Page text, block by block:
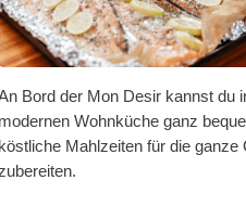
Bord der Mon Desir kannst du
modernen Wohnküche ganz
köstliche Mahlzeiten für die ganze